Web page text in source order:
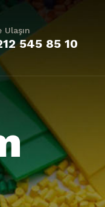
Ulaşın
545 85 10